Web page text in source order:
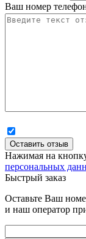
Ваш номер
Нажимая на
персональных
Быстрый заказ
Оставьте Ваш
и наш оператор